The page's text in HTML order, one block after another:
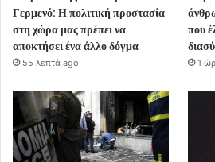
Γερμενό: Η πολιτική προστασία
στη χώρα μας πρέπει να
αποκτήσει ένα άλλο δόγμα
55 λεπτά ago
που
1